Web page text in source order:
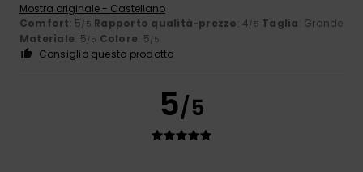
Mostra originale - Castellano
Comfort: 5/5 Rapporto qualità-prezzo: 4/5 Taglia: Grande
Materiale: 5/5 Colore: 5/5
Consiglio questo prodotto
5/5